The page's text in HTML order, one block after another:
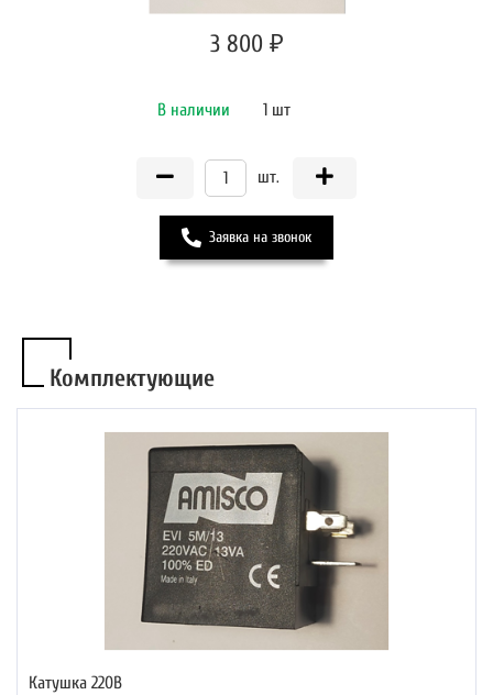
3 800 ₽
В наличии 1 шт
шт.
Заявка на звонок
Комплектующие
Катушка 220В